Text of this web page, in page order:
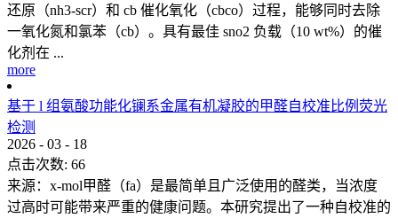
还原（nh3-scr）和 cb 催化氧化（cbco）过程，能够同时去除
一氧化氮和氯苯（cb）。具有最佳 sno2 负载（10 wt%）的催
化剂在 ...
more
基于 l 组氨酸功能化镧系金属有机凝胶的甲醛自校准比例荧光
检测
2026 - 03 - 18
点击次数: 66
来源：x-mol甲醛（fa）是最简单且广泛使用的醛类，当浓度
过高时可能带来严重的健康问题。本研究提出了一种自校准的